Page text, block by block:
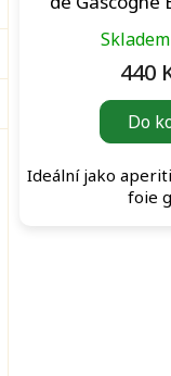
Skladem
440
Do
Ideální jako
foie